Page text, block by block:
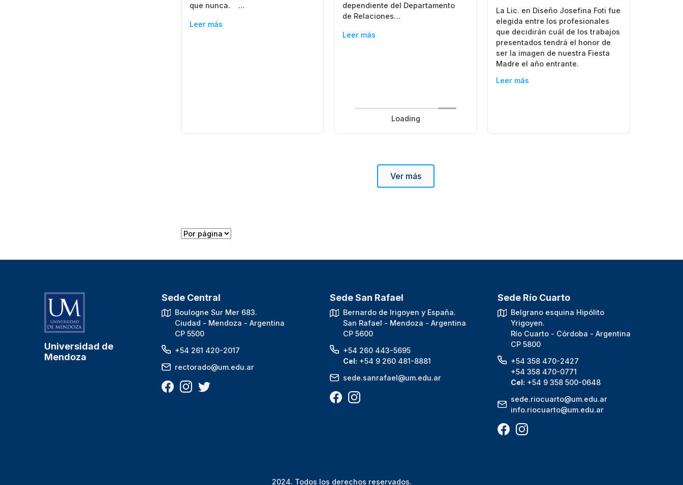
que nunca. …
Leer más
dependiente del Departamento
de Relaciones…
Leer más
La Lic. en Diseño Josefina Foti fue
elegida entre los profesionales
que decidirán cuál de los trabajos
presentados tendrá el honor de
ser la imagen de nuestra Fiesta
Madre el año entrante.
Leer más
Loading
Ver más
Universidad de
Mendoza
Sede Central
Boulogne Sur Mer 683.
Ciudad - Mendoza - Argentina
CP 5500
+54 261 420-2017
rectorado@um.edu.ar
Sede San Rafael
Bernardo de Irigoyen y España.
San Rafael - Mendoza - Argentina
CP 5600
+54 260 443-5695
Cel: +54 9 260 481-8881
sede.sanrafael@um.edu.ar
Sede Río Cuarto
Belgrano esquina Hipólito
Yrigoyen.
Río Cuarto - Córdoba - Argentina
CP 5800
+54 358 470-2427
+54 358 470-0771
Cel: +54 9 358 500-0648
sede.riocuarto@um.edu.ar
info.riocuarto@um.edu.ar
2024. Todos los derechos reservados.